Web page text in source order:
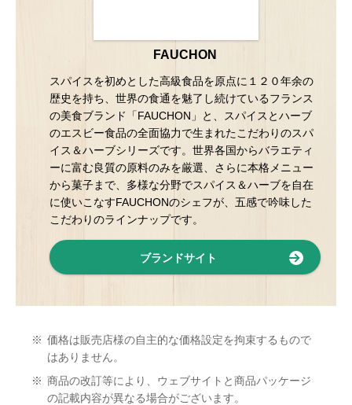
FAUCHON
スパイスを初めとした高級食品を原点に１２０年余の
歴史を持ち、世界の食通を魅了し続けているフランス
の美食ブランド「FAUCHON」と、スパイスとハーブ
のエスビー食品の全面協力で生まれたこだわりのスパ
イス＆ハーブシリーズです。世界各国からバラエティ
ーに富む良質の原料のみを厳選、さらに本格メニュー
から菓子まで、多様な分野でスパイス＆ハーブを自在
に使いこなすFAUCHONのシェフが、五感で吟味した
こだわりのラインナップです。
ブランドサイト
※ 価格は販売店様の自主的な価格設定を拘束するもので
はありません。
※ 商品の改訂等により、ウェブサイトと商品パッケージ
の記載内容が異なる場合がございます。